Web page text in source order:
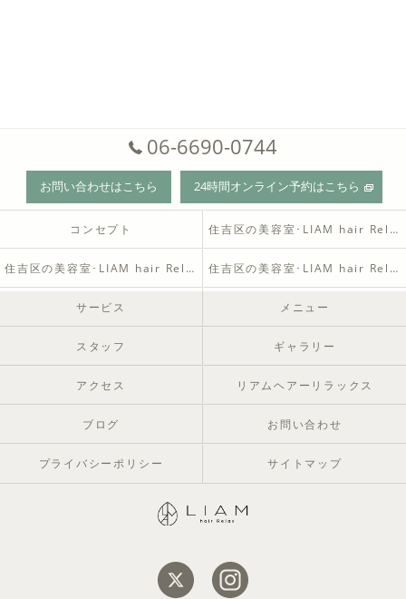
06-6690-0744
お問い合わせはこちら 24時間オンライン予約はこちら
コンセプト 住吉区の美容室･LIAM hair Relaxの口コミ情報
住吉区の美容室･LIAM hair Relaxの評判 住吉区の美容室･LIAM hair Relaxのお客様の声
サービス メニュー
スタッフ ギャラリー
アクセス リアムヘアーリラックス
ブログ お問い合わせ
プライバシーポリシー サイトマップ